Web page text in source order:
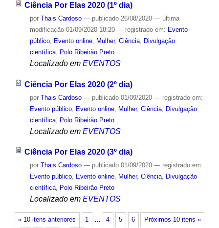
Ciência Por Elas 2020 (1º dia)
por Thais Cardoso — publicado26/08/2020 — última
modificação01/09/2020 18:20 — registrado em: Evento
público, Evento online, Mulher, Ciência,
Divulgação
científica, Polo Ribeirão Preto
Localizado em EVENTOS
Ciência Por Elas 2020 (2º dia)
por Thais Cardoso — publicado01/09/2020 — registrado em:
Evento público, Evento online, Mulher, Ciência, Divulgação
científica, Polo Ribeirão Preto
Localizado em EVENTOS
Ciência Por Elas 2020 (3º dia)
por Thais Cardoso — publicado01/09/2020 — registrado em:
Evento público, Evento online, Mulher, Ciência, Divulgação
científica, Polo Ribeirão Preto
Localizado em EVENTOS
« 10 itens anteriores Próximos 10 itens »
1 … 4 5 6